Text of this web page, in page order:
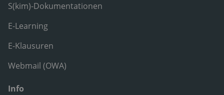
S(kim)-Dokumentationen
E-Learning
E-Klausuren
Webmail (OWA)
Info